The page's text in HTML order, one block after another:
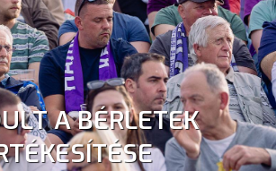
A BÉRLETEK